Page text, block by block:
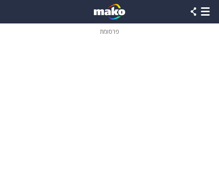
פרסומת